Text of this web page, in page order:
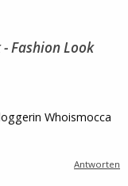
Fashion Look
Whoismocca
Antworten